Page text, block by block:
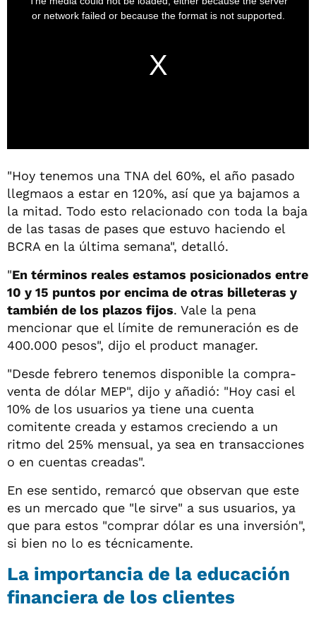
"Hoy tenemos una TNA del 60%, el año pasado
llegmaos a estar en 120%, así que ya bajamos a
la mitad. Todo esto relacionado con toda la baja
de las tasas de pases que estuvo haciendo el
BCRA en la última semana", detalló.
"En términos reales estamos posicionados entre
10 y 15 puntos por encima de otras billeteras y
también de los plazos fijos. Vale la pena
mencionar que el límite de remuneración es de
400.000 pesos", dijo el product manager.
"Desde febrero tenemos disponible la compra-
venta de dólar MEP", dijo y añadió: "Hoy casi el
10% de los usuarios ya tiene una cuenta
comitente creada y estamos creciendo a un
ritmo del 25% mensual, ya sea en transacciones
o en cuentas creadas".
En ese sentido, remarcó que observan que este
es un mercado que "le sirve" a sus usuarios, ya
que para estos "comprar dólar es una inversión",
si bien no lo es técnicamente.
La importancia de la educación
financiera de los clientes